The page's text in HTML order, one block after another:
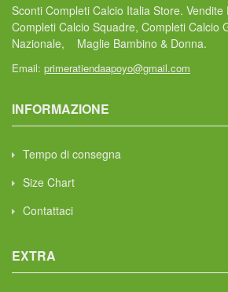
Sconti Completi Calcio Italia Store. Vendite
Completi Calcio Squadre, Completi Calcio
Nazionale, Maglie Bambino & Donna.
Email: primeratiendaapoyo@gmail.com
INFORMAZIONE
Tempo di consegna
Size Chart
Contattaci
EXTRA